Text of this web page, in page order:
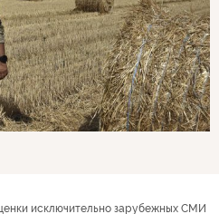
исключительно зарубежных СМИ